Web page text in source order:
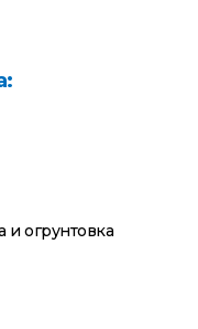
и огрунтовка